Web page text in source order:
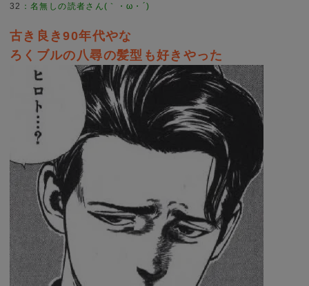
32
古き良き90年代やな
ろくブルの八尋の髪型も好きやった